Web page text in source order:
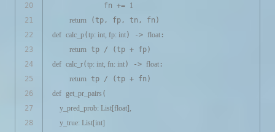
20
21
22
23
24
25
26
27
28
            fn +=
1
return (tp, fp, tn, fn)
def calc_p(tp: int, fp: int) -> float :
return tp / (tp + fp)
def calc_r(tp: int, fn: int) -> float :
return tp / (tp + fn)
def get_pr_pairs (
    y_pred_prob:
List[float],
    y_true:
List[int]